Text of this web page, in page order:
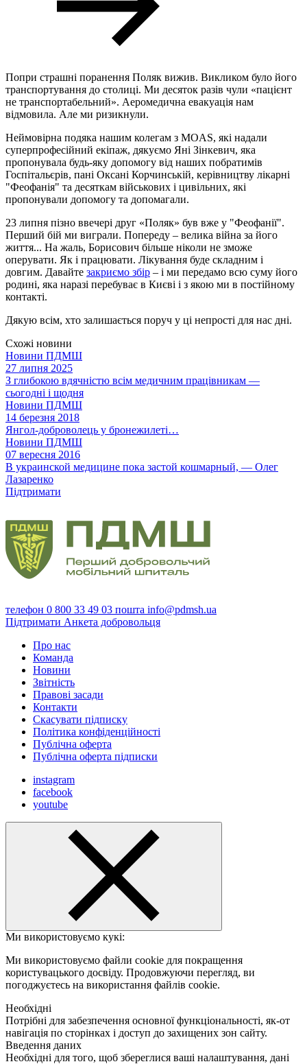
Попри страшні поранення Поляк вижив. Викликом було його
транспортування до столиці. Ми десяток разів чули «пацієнт
не транспортабельний». Аеромедична евакуація нам
відмовила. Але ми ризикнули.
Неймовірна подяка нашим колегам з MOAS, які надали
суперпрофесійний екіпаж, дякуємо Яні Зінкевич, яка
пропонувала будь-яку допомогу від наших побратимів
Госпітальєрів, пані Оксані Корчинській, керівництву лікарні
"Феофанія" та десяткам військових і цивільних, які
пропонували допомогу та допомагали.
23 липня пізно ввечері друг «Поляк» був вже у "Феофанії".
Перший бій ми виграли. Попереду – велика війна за його
життя... На жаль, Борисович більше ніколи не зможе
оперувати. Як і працювати. Лікування буде складним і
довгим. Давайте закриємо збір – і ми передамо всю суму його
родині, яка наразі перебуває в Києві і з якою ми в постійному
контакті.
Дякую всім, хто залишається поруч у ці непрості для нас дні.
Схожі новини
Новини ПДМШ
27 липня 2025
З глибокою вдячністю всім медичним працівникам —
сьогодні і щодня
Новини ПДМШ
14 березня 2018
Янгол-доброволець у бронежилеті…
Новини ПДМШ
07 вересня 2016
В украинской медицине пока застой кошмарный, — Олег
Лазаренко
Підтримати
телефон 0 800 33 49 03 пошта info@pdmsh.ua
Підтримати Анкета добровольця
Про нас
Команда
Новини
Звітність
Правові засади
Контакти
Скасувати підписку
Політика конфіденційності
Публічна оферта
Публічна оферта підписки
instagram
facebook
youtube
Ми використовуємо кукі:
Ми використовуємо файли cookie для покращення
користувацького досвіду. Продовжуючи перегляд, ви
погоджуєтесь на використання файлів cookie.
Необхідні
Потрібні для забезпечення основної функціональності, як-от
навігація по сторінках і доступ до захищених зон сайту.
Введення даних
Необхідні для того, щоб збереглися ваші налаштування, дані